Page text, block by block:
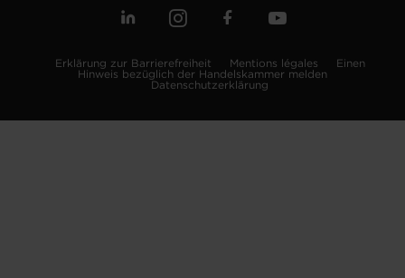
Erklärung zur Barrierefreiheit Mentions légales
Einen
Hinweis bezüglich der Handelskammer melden
Datenschutzerklärung